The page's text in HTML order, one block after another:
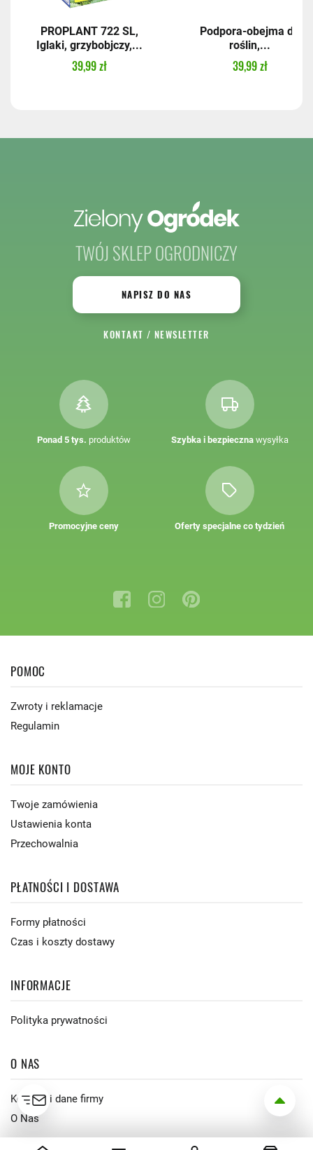
PROPLANT 722 SL,
Iglaki, grzybobjczy,...
39,99 zł
Podpora-obejma do
roślin,...
39,99 zł
TWÓJ SKLEP OGRODNICZY
NAPISZ DO NAS
KONTAKT / NEWSLETTER
Ponad 5 tys. produktów Szybka i bezpiecznawysyłka
Promocyjne ceny Oferty specjalne co tydzień
POMOC
Zwroty i reklamacje
Regulamin
MOJE KONTO
Twoje zamówienia
Ustawienia konta
Przechowalnia
PŁATNOŚCI I DOSTAWA
Formy płatności
Czas i koszty dostawy
INFORMACJE
Polityka prywatności
O NAS
Kontakt i dane firmy
O Nas